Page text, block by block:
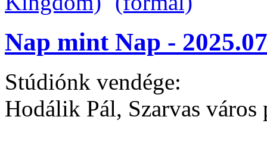
Nap mint Nap -
Stúdiónk vendége:
Hodálik Pál, Szarvas város